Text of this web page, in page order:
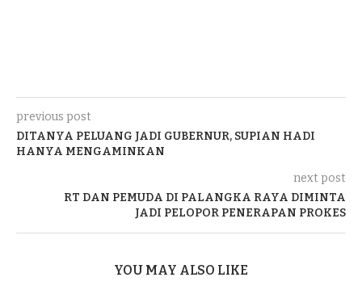
previous post
DITANYA PELUANG JADI GUBERNUR, SUPIAN HADI
HANYA MENGAMINKAN
next post
RT DAN PEMUDA DI PALANGKA RAYA DIMINTA
JADI PELOPOR PENERAPAN PROKES
YOU MAY ALSO LIKE